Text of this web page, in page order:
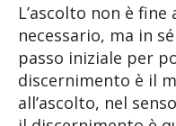
L’ascolto non è fine
necessario, ma in
passo iniziale per
discernimento è il
all’ascolto, nel